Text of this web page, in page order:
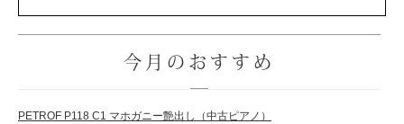
今月のおすすめ
PETROF P118 C1 マホガニー艶出し（中古ピアノ）